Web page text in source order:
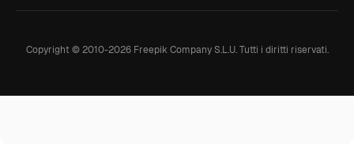
Copyright © 2010-2026Freepik Company S.L.U. Tutti i diritti riservati.